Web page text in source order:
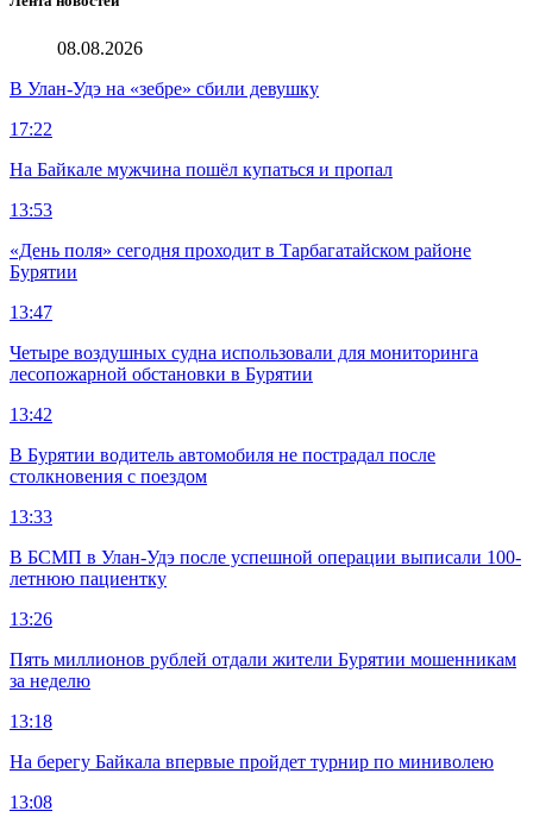
08.08.2026
В Улан-Удэ на «зебре» сбили девушку
17:22
На Байкале мужчина пошёл купаться и пропал
13:53
«День поля» сегодня проходит в Тарбагатайском районе
Бурятии
13:47
Четыре воздушных судна использовали для мониторинга
лесопожарной обстановки в Бурятии
13:42
В Бурятии водитель автомобиля не пострадал после
столкновения с поездом
13:33
В БСМП в Улан-Удэ после успешной операции выписали 100-
летнюю пациентку
13:26
Пять миллионов рублей отдали жители Бурятии мошенникам
за неделю
13:18
На берегу Байкала впервые пройдет турнир по миниволею
13:08